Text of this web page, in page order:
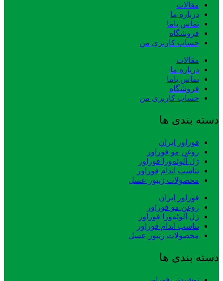
مقالات
درباره ما
تماس باما
فروشگاه
حساب کاربری من
مقالات
درباره ما
تماس باما
فروشگاه
حساب کاربری من
دسته بندی ها
فوراور ایران
روغن مو فوراور
ژل آلوئه‌ورا فوراور
تناسب اندام فوراور
محصولات زنبور عسل
فوراور ایران
روغن مو فوراور
ژل آلوئه‌ورا فوراور
تناسب اندام فوراور
محصولات زنبور عسل
دسته بندی ها